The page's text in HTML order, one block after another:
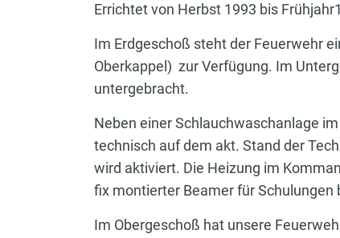
Errichtet von Herbst 1993 bis
Im Erdgeschoß steht der Feuerwehr
Oberkappel) zur Verfügung. Im
untergebracht.
Neben einer Schlauchwaschanlage
technisch auf dem akt. Stand der
wird aktiviert. Die Heizung im
fix montierter Beamer für Schulungen
Im Obergeschoß hat unsere